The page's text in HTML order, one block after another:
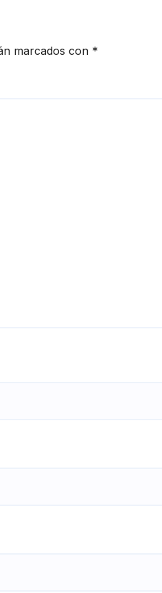
marcados con *